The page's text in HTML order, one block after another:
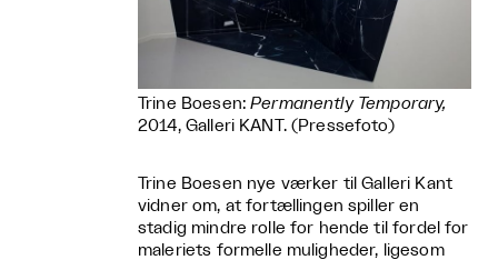
Trine Boesen:Permanently Temporary,
2014, Galleri KANT. (Pressefoto)
Trine Boesen nye værker til Galleri Kant
vidner om, at fortællingen spiller en
stadig mindre rolle for hende til fordel for
maleriets formelle muligheder, ligesom